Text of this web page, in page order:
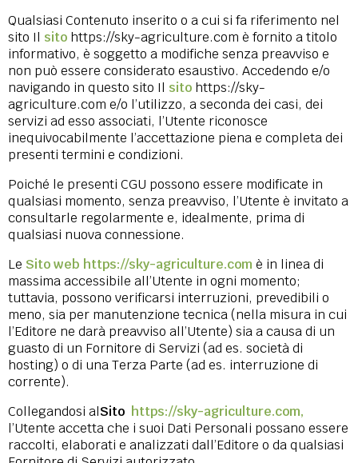
Qualsiasi Contenuto inserito o a cui si fa riferimento nel
sito Il sito https://sky-agriculture.com è fornito a titolo
informativo, è soggetto a modifiche senza preavviso e
non può essere considerato esaustivo. Accedendo e/o
navigando in questo sito Il sito https://sky-
agriculture.com e/o l’utilizzo, a seconda dei casi, dei
servizi ad esso associati, l’Utente riconosce
inequivocabilmente l’accettazione piena e completa dei
presenti termini e condizioni.
Poiché le presenti CGU possono essere modificate in
qualsiasi momento, senza preavviso, l’Utente è invitato a
consultarle regolarmente e, idealmente, prima di
qualsiasi nuova connessione.
Le Sito web https://sky-agriculture.com è in linea di
massima accessibile all’Utente in ogni momento;
tuttavia, possono verificarsi interruzioni, prevedibili o
meno, sia per manutenzione tecnica (nella misura in cui
l’Editore ne darà preavviso all’Utente) sia a causa di un
guasto di un Fornitore di Servizi (ad es. società di
hosting) o di una Terza Parte (ad es. interruzione di
corrente).
Collegandosi alSito https://sky-agriculture.com,
l’Utente accetta che i suoi Dati Personali possano essere
raccolti, elaborati e analizzati dall’Editore o da qualsiasi